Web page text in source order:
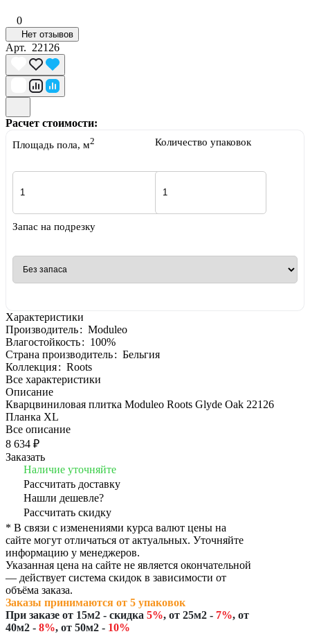
0
Нет отзывов
Арт. 22126
Расчет стоимости:
Площадь пола, м2 Количество упаковок
Запас на подрезку
Характеристики
Производитель: Moduleo
Влагостойкость: 100%
Страна производитель: Бельгия
Коллекция: Roots
Все характеристики
Описание
Кварцвиниловая плитка Moduleo Roots Glyde Oak 22126
Планка XL
Все описание
8 634 ₽
Заказать
Наличие уточняйте
Рассчитать доставку
Нашли дешевле?
Рассчитать скидку
* В связи с изменениями курса валют цены на
сайте могут отличаться от актуальных. Уточняйте
информацию у менеджеров.
Указанная цена на сайте не является окончательной
— действует система скидок в зависимости от
объёма заказа.
Заказы принимаются от 5 упаковок
При заказе от 15м2 - скидка 5%, от 25м2 - 7%, от
40м2 - 8%, от 50м2 - 10%